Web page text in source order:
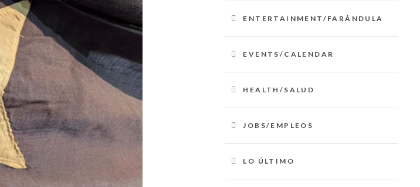
ENTERTAINMENT/FARÁNDULA
EVENTS/CALENDAR
HEALTH/SALUD
JOBS/EMPLEOS
LO ÚLTIMO